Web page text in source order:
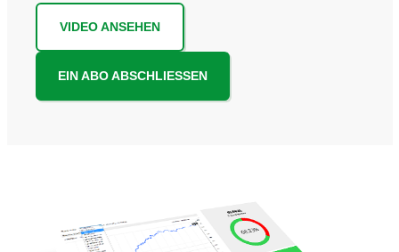
VIDEO ANSEHEN
EIN ABO ABSCHLIESSEN